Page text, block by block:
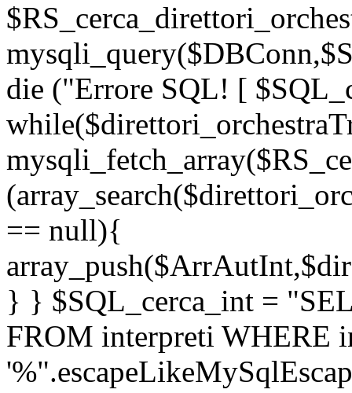
die ("Errore SQL! [
== null){
} } $SQL_cerca_int =
FROM interpreti WHERE